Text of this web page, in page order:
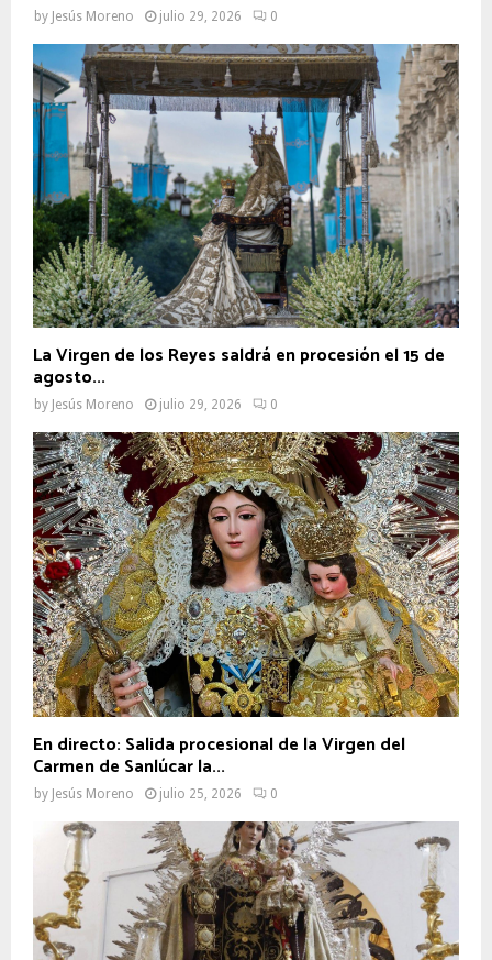
by Jesús Moreno julio 29, 2026 0
La Virgen de los Reyes saldrá en procesión el 15 de
agosto...
by Jesús Moreno julio 29, 2026 0
En directo: Salida procesional de la Virgen del
Carmen de Sanlúcar la...
by Jesús Moreno julio 25, 2026 0